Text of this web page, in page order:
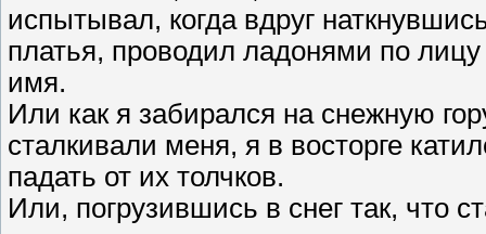
испытывал, когда вдруг
платья, проводил ладонями по лицу
имя.
Или как я забирался на снежную
сталкивали меня, я в восторге
падать от их толчков.
Или, погрузившись в снег так, что